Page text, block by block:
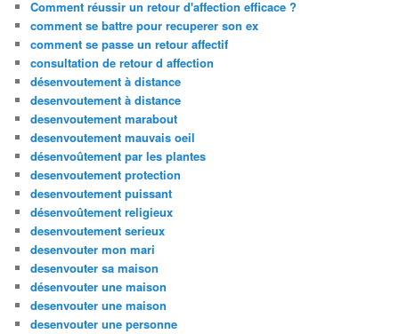
Comment réussir un retour d'affection efficace ?
comment se battre pour recuperer son ex
comment se passe un retour affectif
consultation de retour d affection
désenvoutement à distance
desenvoutement à distance
desenvoutement marabout
desenvoutement mauvais oeil
désenvoûtement par les plantes
desenvoutement protection
desenvoutement puissant
désenvoûtement religieux
desenvoutement serieux
desenvouter mon mari
desenvouter sa maison
désenvouter une maison
desenvouter une maison
desenvouter une personne